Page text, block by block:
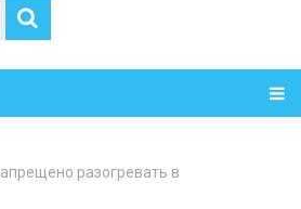
разогревать в